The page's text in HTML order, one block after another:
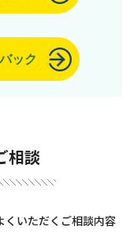
ック
相談
くいただくご相談内容